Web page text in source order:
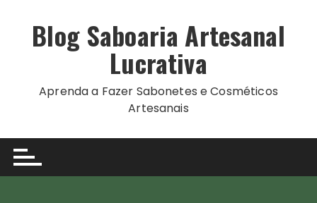
Blog Saboaria Artesanal
Lucrativa
Aprenda a Fazer Sabonetes e Cosméticos
Artesanais